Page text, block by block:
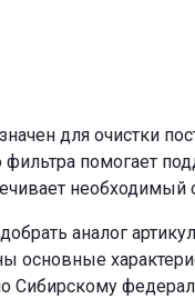
для очистки
помогает
необходимый
аналог
основные
Сибирскому